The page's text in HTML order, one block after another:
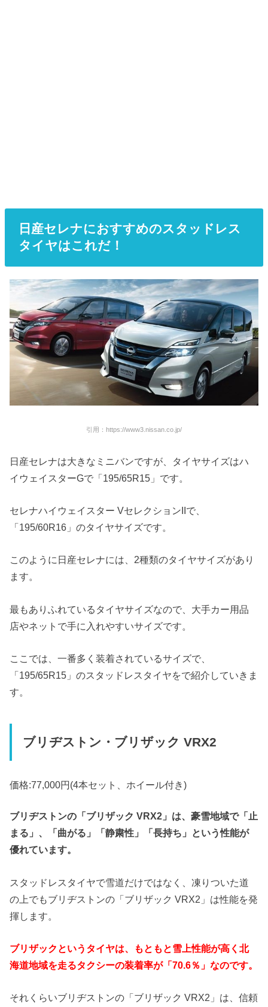
日産セレナにおすすめのスタッドレス
タイヤはこれだ！
引用：https://www3.nissan.co.jp/
日産セレナは大きなミニバンですが、タイヤサイズはハ
イウェイスターGで「195/65R15」です。
セレナハイウェイスター VセレクションIIで、
「195/60R16」のタイヤサイズです。
このように日産セレナには、2種類のタイヤサイズがあり
ます。
最もありふれているタイヤサイズなので、大手カー用品
店やネットで手に入れやすいサイズです。
ここでは、一番多く装着されているサイズで、
「195/65R15」のスタッドレスタイヤをで紹介していきま
す。
ブリヂストン・ブリザック VRX2
価格:77,000円(4本セット、ホイール付き)
ブリヂストンの「ブリザック VRX2」は、豪雪地域で「止
まる」、「曲がる」「静粛性」「長持ち」という性能が
優れています。
スタッドレスタイヤで雪道だけではなく、凍りついた道
の上でもブリヂストンの「ブリザック VRX2」は性能を発
揮します。
ブリザックというタイヤは、もともと雪上性能が高く北
海道地域を走るタクシーの装着率が「70.6％」なのです。
それくらいブリヂストンの「ブリザック VRX2」は、信頼